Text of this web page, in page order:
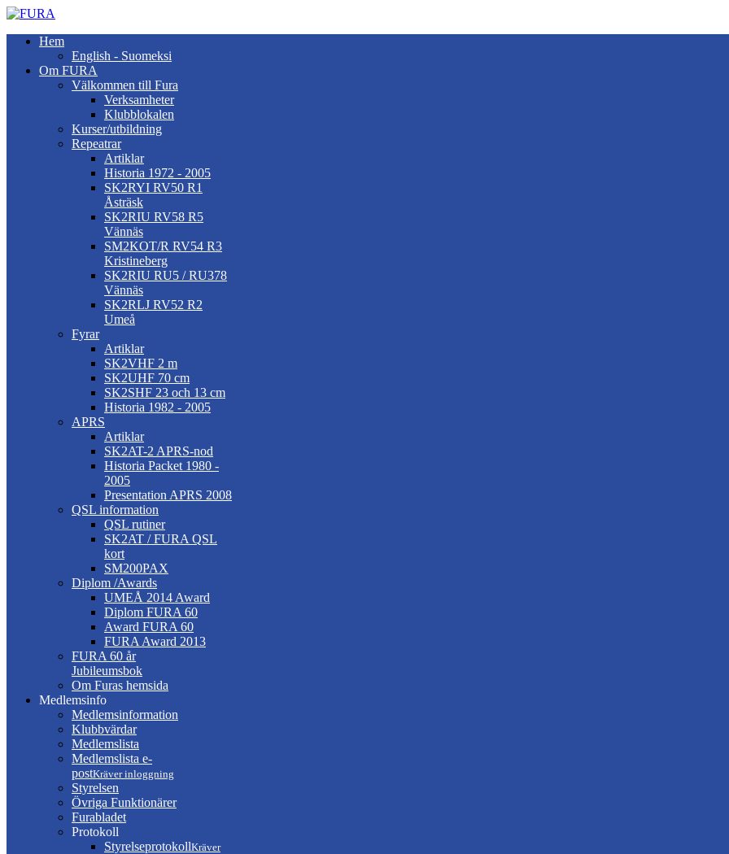
Hem
English - Suomeksi
Om FURA
Välkommen till Fura
Verksamheter
Klubblokalen
Kurser/utbildning
Repeatrar
Artiklar
Historia 1972 - 2005
SK2RYI RV50 R1
Åsträsk
SK2RIU RV58 R5
Vännäs
SM2KOT/R RV54 R3
Kristineberg
SK2RIU RU5 / RU378
Vännäs
SK2RLJ RV52 R2
Umeå
Fyrar
Artiklar
SK2VHF 2 m
SK2UHF 70 cm
SK2SHF 23 och 13 cm
Historia 1982 - 2005
APRS
Artiklar
SK2AT-2 APRS-nod
Historia Packet 1980 -
2005
Presentation APRS 2008
QSL information
QSL rutiner
SK2AT / FURA QSL
kort
SM200PAX
Diplom /Awards
UMEÅ 2014 Award
Diplom FURA 60
Award FURA 60
FURA Award 2013
FURA 60 år
Jubileumsbok
Om Furas hemsida
Medlemsinfo
Medlemsinformation
Klubbvärdar
Medlemslista
Medlemslista e-
postKräver inloggning
Styrelsen
Övriga Funktionärer
Furabladet
Protokoll
StyrelseprotokollKräver